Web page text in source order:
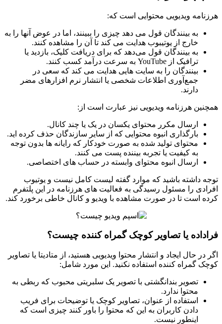
هرزنامه ویدیویی محتوایی است که:
به بینندگان قول می دهد چیزی را ببینند، اما در عوض آنها را به
خارج از یوتیبوب هدایت می کند تا آن را مشاهده کنند.
به بینندگان قول می‌دهد که برای دریافت کلیک، بازدید یا
ترافیک از YouTube به سرعت درآمد کسب کنند.
بینندگان را به سایت هایی هدایت می کند که سعی در
جمع‌آوری اطلاعات شخصی یا انتشار نرم افزارهای مضر
دارند.
همچنین هرزنامه ویدیویی نیز عبارت است از:
ارسال مکرر محتوای یکسان در یک یا چند کانال.
بارگذاری انبوه محتوایی که از سایر سازندگان حذف کرده اید.
محتوای تولید شده به صورت خودکار که رایانه ها بدون توجه
به کیفیت یا تجربه بیننده پست می کنند.
ارسال انبوه محتوای وابسته در حساب های اختصاصی.
توجه داشته باشید که موارد گفته لیست کامل نیست و یوتیوب
افرادی را مسئول رسیدگی به فعالیت های هرزنامه در این پلتفرم
کرده است تا در صورت مشاهده با ویدیو و کانال خاطی برخورد کند.
فراداده یا تصاویر کوچک گمراه کننده چیست؟
اگر در حال ایجاد و انتشار محتوا ویدیویی هستید، از متادیتا یا تصاویر
کوچک گمراه کننده استفاده نکنید. این مورد شامل:
تصویر بندانگشتی با تصویر یک سلبریتی محبوب که ربطی به
محتوا ندارد.
استفاده از عنوان، تصاویر کوچک یا توضیحات برای فریب
دادن کاربران به این که محتوا را باور کنند چیزی است که
اینطور نیست.